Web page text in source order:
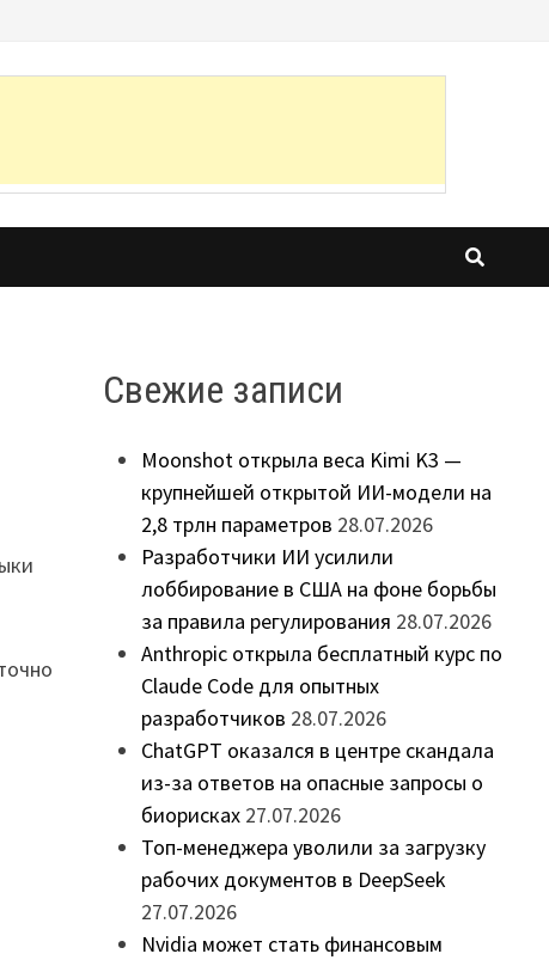
Свежие записи
Moonshot открыла веса Kimi K3 —
крупнейшей открытой ИИ-модели на
2,8 трлн параметров 28.07.2026
Разработчики ИИ усилили
лоббирование в США на фоне борьбы
за правила регулирования 28.07.2026
Anthropic открыла бесплатный курс по
Claude Code для опытных
разработчиков 28.07.2026
ChatGPT оказался в центре скандала
из-за ответов на опасные запросы о
биорисках 27.07.2026
Топ-менеджера уволили за загрузку
рабочих документов в DeepSeek
27.07.2026
Nvidia может стать финансовым